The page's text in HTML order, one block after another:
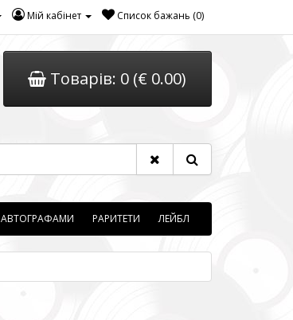
Мій кабінет Список бажань (0)
Товарів: 0 (€ 0.00)
РАРИТЕТИ ЛЕЙБЛ